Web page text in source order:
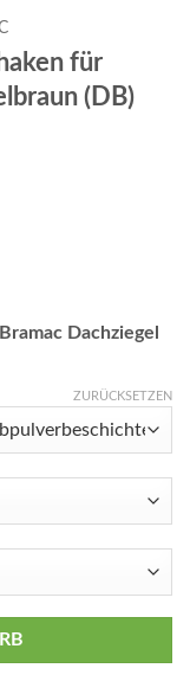
für
(DB)
Dachziegel
ZURÜCKSETZEN